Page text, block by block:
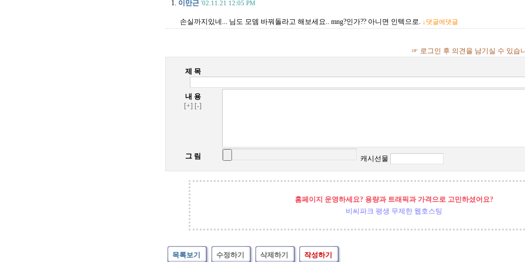
1. 이만근 '02.11.21 12:05 PM
손실까지있네... 님도 모뎀 바꿔돌라고 해보세요.. mng?인가?? 아니면 인텍으로. ↓댓글에댓글
☞ 로그인 후 의견을 남기실 수 있습
제 목
내 용
[+] [-]
그 림 캐시선물
홈페이지 운영하세요? 용량과 트래픽과 가격으로 고민하셨어요?
비씨파크 평생 무제한 웹호스팅
목록보기 수정하기 삭제하기 작성하기